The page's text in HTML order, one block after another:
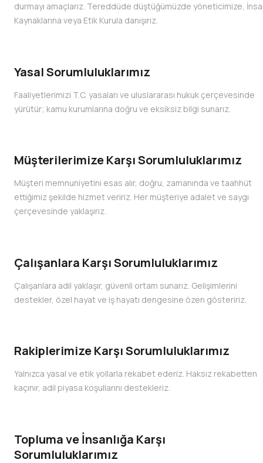
durmayı amaçlarız. Tereddüde düştüğümüzde yöneticimize,
Kaynaklarına veya Etik Kurula danışırız.
Yasal Sorumluluklarımız
Faaliyetlerimizi T.C. yasaları ve uluslararası hukuk çerçevesinde
yürütür; kamu kurumlarına doğru ve eksiksiz bilgi sunarız.
Müşterilerimize Karşı Sorumluluklarımız
Müşteri memnuniyetini esas alır, doğru, zamanında ve taahhüt
ettiğimiz şekilde hizmet veririz. Her müşteriye adalet ve saygı
çerçevesinde yaklaşırız.
Çalışanlara Karşı Sorumluluklarımız
Çalışanlara adil yaklaşır, güvenli ortam sunarız. Gelişimlerini
destekler, özel hayat ve iş hayatı dengesine özen gösteririz.
Rakiplerimize Karşı Sorumluluklarımız
Yalnızca yasal ve etik yollarla rekabet ederiz. Haksız rekabetten
kaçınır, adil piyasa koşullarını destekleriz.
Topluma ve İnsanlığa Karşı
Sorumluluklarımız